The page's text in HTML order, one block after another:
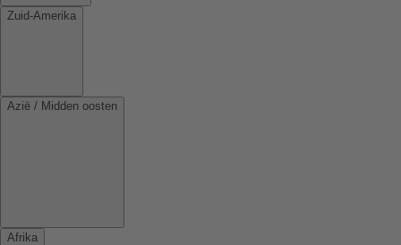
Zuid-Amerika
Azië / Midden oosten
Afrika